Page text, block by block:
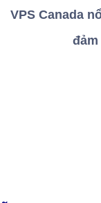
VPS Canada